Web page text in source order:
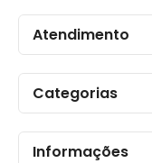
Categorias
Informações
Atendimento